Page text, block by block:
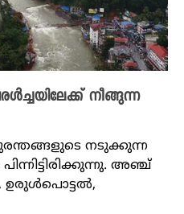
നീങ്ങുന്ന
നടുക്കുന്ന
അഞ്ച്
ഉരുൾപൊട്ടൽ,